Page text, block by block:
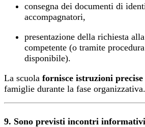
consegna dei documenti di
accompagnatori,
presentazione della richiesta
competente (o tramite
disponibile).
La scuola fornisce istruzioni
famiglie durante la fase organizzativa.
9. Sono previsti incontri